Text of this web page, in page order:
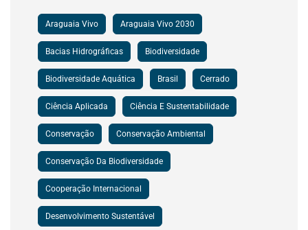
Araguaia Vivo Araguaia Vivo 2030
Bacias Hidrográficas Biodiversidade
Biodiversidade Aquática Brasil Cerrado
Ciência Aplicada Ciência E Sustentabilidade
Conservação Conservação Ambiental
Conservação Da Biodiversidade
Cooperação Internacional
Desenvolvimento Sustentável